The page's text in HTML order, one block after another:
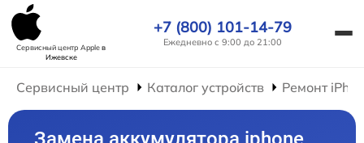
Сервисный центр Appleв
Ижевске
+7 (800) 101-14-79
Ежедневно с 9:00 до 21:00
Сервисный центр Каталог устройств Ремонт